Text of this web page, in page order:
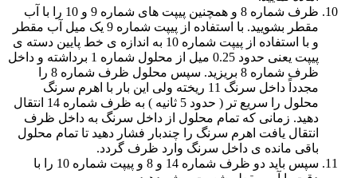
ظرف شماره 8 و همچنین پیپت های شماره 9 و 10 را با آب
مقطر بشویید. با استفاده از پیپت شماره 9 یک میل آب مقطر
و با استفاده از پیپت شماره 10 به اندازه ی خط پایین دسته ی
پیپت یعنی حدود 0.25 میل از محلول شماره 1 برداشته و داخل
ظرف شماره 8 بریزید. سپس محلول ظرف شماره 8 را
مجدداً داخل سرنگ 11 ریخته ولی این بار با اهرم سرنگ
محلول را سریع تر ( حدود 5 ثانیه ) به ظرف شماره 14 انتقال
دهید. زمانی که تمام محلول از داخل سرنگ به داخل ظرف
انتقال یافت اهرم سرنگ را چندبار فشار دهید تا تمام محلول
باقی مانده ی داخل سرنگ وارد ظرف گردد.
سپس باید دو ظرف شماره 14 و 8 و پیپت شماره 10 را با